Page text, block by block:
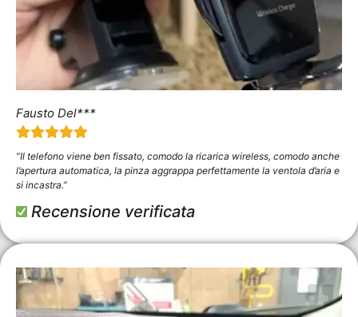
Fausto Del***
“Il telefono viene ben fissato, comodo la ricarica wireless, comodo anche
l’apertura automatica, la pinza aggrappa perfettamente la ventola d’aria e
si incastra.”
Recensione verificata